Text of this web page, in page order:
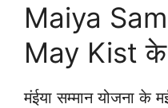
Maiya
May Kist के
मंईया सम्मान योजना के